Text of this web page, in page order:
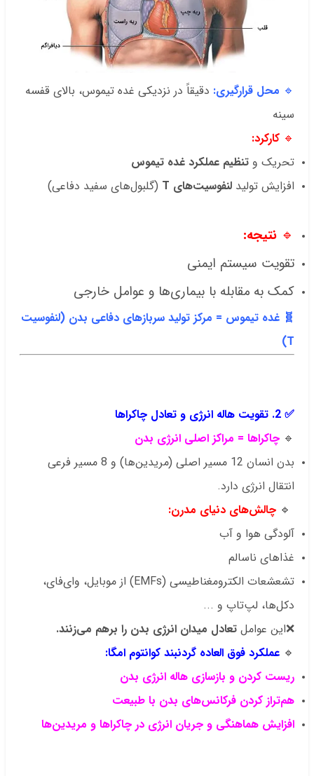
🔹 محل قرارگیری: دقیقاً در نزدیکی غده تیموس، بالای قفسه
سینه
🔹 کارکرد:
تحریک و تنظیم عملکرد غده تیموس
افزایش تولید لنفوسیت‌های T (گلبول‌های سفید دفاعی)
🔹 نتیجه:
تقویت سیستم ایمنی
کمک به مقابله با بیماری‌ها و عوامل خارجی
🧬 غده تیموس = مرکز تولید سربازهای دفاعی بدن (لنفوسیت
T)
✅ 2. تقویت هاله انرژی و تعادل چاکراها
🔹 چاکراها = مراکز اصلی انرژی بدن
بدن انسان 12 مسیر اصلی (مریدین‌ها) و 8 مسیر فرعی
انتقال انرژی دارد.
🔹 چالش‌های دنیای مدرن:
آلودگی هوا و آب
غذاهای ناسالم
تشعشعات الکترومغناطیسی (EMFs) از موبایل، وای‌فای،
دکل‌ها، لپ‌تاپ و ...
❌این عوامل تعادل میدان انرژی بدن را برهم می‌زنند.
🔹 عملکرد فوق العاده گردنبند کوانتوم امگا:
ریست کردن و بازسازی هاله انرژی بدن
هم‌تراز کردن فرکانس‌های بدن با طبیعت
افزایش هماهنگی و جریان انرژی در چاکراها و مریدین‌ها